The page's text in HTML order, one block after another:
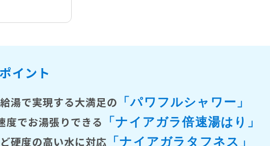
イント
湯で実現する大満足の 「パワフルシャワー」
度でお湯張りできる
「ナイアガラ倍速湯はり」
硬度の高い水に対応 「ナイアガラタフネス」